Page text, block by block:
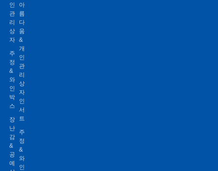
인
관
리
상
자
주
정
&
와
인
박
스
장
난
감
&
공
예
아
름
다
움
&
개
인
관
리
상
자
인
서
트
주
정
&
와
인